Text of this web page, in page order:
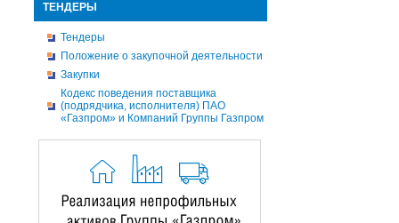
ТЕНДЕРЫ
Тендеры
Положение о закупочной деятельности
Закупки
Кодекс поведения поставщика
(подрядчика, исполнителя) ПАО
«Газпром» и Компаний Группы Газпром